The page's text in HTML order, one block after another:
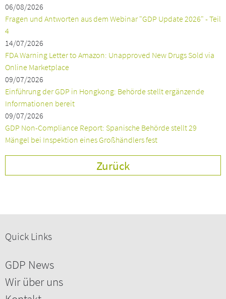
06/08/2026
Fragen und Antworten aus dem Webinar "GDP Update 2026" - Teil
4
14/07/2026
FDA Warning Letter to Amazon: Unapproved New Drugs Sold via
Online Marketplace
09/07/2026
Einführung der GDP in Hongkong: Behörde stellt ergänzende
Informationen bereit
09/07/2026
GDP Non-Compliance Report: Spanische Behörde stellt 29
Mängel bei Inspektion eines Großhändlers fest
Zurück
Quick Links
GDP News
Wir über uns